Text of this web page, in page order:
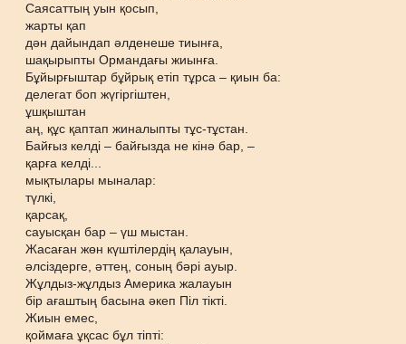
Саясаттың уын қосып,
жарты қап
дән дайындап әлденеше тиынға,
шақырыпты Ормандағы жиынға.
Бұйырғыштар бұйрық етіп тұрса – қиын ба:
делегат боп жүгіргіштен,
ұшқыштан
аң, құс қаптап жиналыпты тұс-тұстан.
Байғыз келді – байғызда не кінә бар, –
қарға келді...
мықтылары мыналар:
түлкі,
қарсақ,
сауысқан бар – үш мыстан.
Жасаған жөн күштілердің қалауын,
әлсіздерге, әттең, соның бәрі ауыр.
Жұлдыз-жұлдыз Америка жалауын
бір ағаштың басына әкеп Піл тікті.
Жиын емес,
қоймаға ұқсас бұл тіпті: